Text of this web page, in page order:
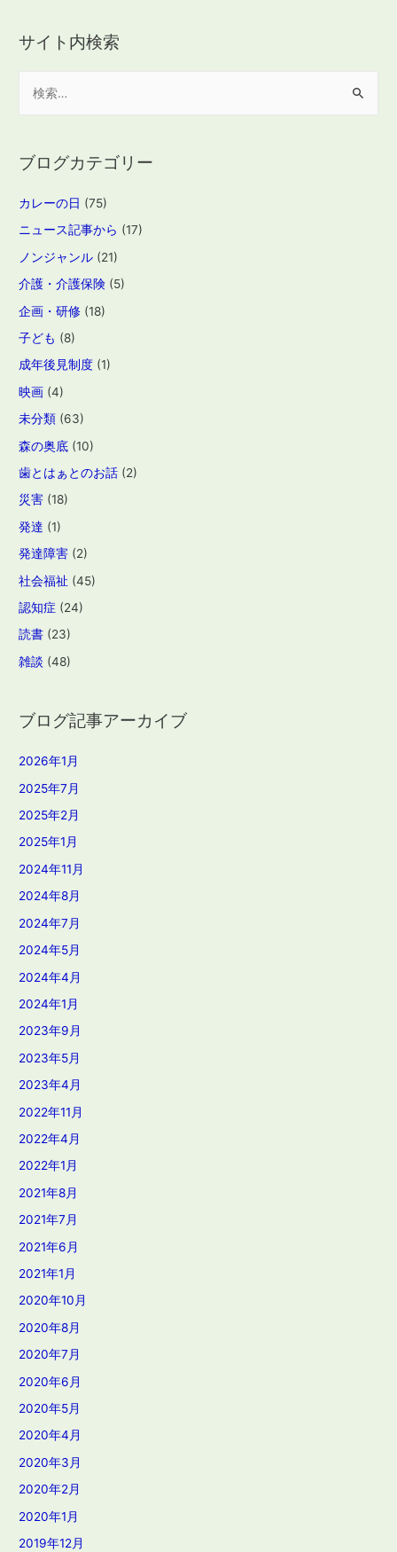
サイト内検索
ブログカテゴリー
カレーの日 (75)
ニュース記事から (17)
ノンジャンル (21)
介護・介護保険 (5)
企画・研修 (18)
子ども (8)
成年後見制度 (1)
映画 (4)
未分類 (63)
森の奥底 (10)
歯とはぁとのお話 (2)
災害 (18)
発達 (1)
発達障害 (2)
社会福祉 (45)
認知症 (24)
読書 (23)
雑談 (48)
ブログ記事アーカイブ
2026年1月
2025年7月
2025年2月
2025年1月
2024年11月
2024年8月
2024年7月
2024年5月
2024年4月
2024年1月
2023年9月
2023年5月
2023年4月
2022年11月
2022年4月
2022年1月
2021年8月
2021年7月
2021年6月
2021年1月
2020年10月
2020年8月
2020年7月
2020年6月
2020年5月
2020年4月
2020年3月
2020年2月
2020年1月
2019年12月